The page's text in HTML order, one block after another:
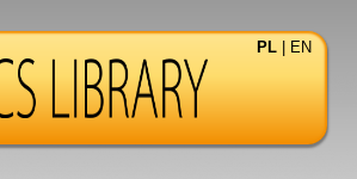
PL EN